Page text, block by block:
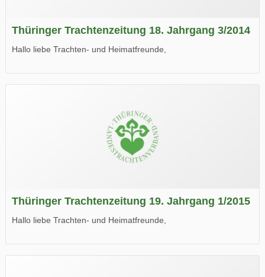
Thüringer Trachtenzeitung 18. Jahrgang 3/2014
Hallo liebe Trachten- und Heimatfreunde,
Wir wünschen Euch viel Spaß beim Lesen.
Thüringer Trachtenzeitung 19. Jahrgang 1/2015
Hallo liebe Trachten- und Heimatfreunde,
Wir wünschen Euch viel Spaß beim Lesen.